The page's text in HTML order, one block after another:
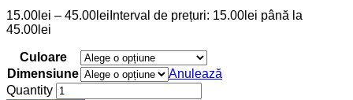
15.00 lei – 45.00 lei Interval de prețuri: 15.00lei până la
45.00lei
Culoare
Dimensiune
Anulează
Quantity